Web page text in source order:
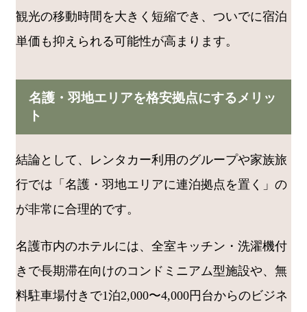
観光の移動時間を大きく短縮でき、ついでに宿泊
単価も抑えられる可能性が高まります。
名護・羽地エリアを格安拠点にするメリッ
ト
結論として、レンタカー利用のグループや家族旅
行では「名護・羽地エリアに連泊拠点を置く」の
が非常に合理的です。
名護市内のホテルには、全室キッチン・洗濯機付
きで長期滞在向けのコンドミニアム型施設や、無
料駐車場付きで1泊2,000〜4,000円台からのビジネ